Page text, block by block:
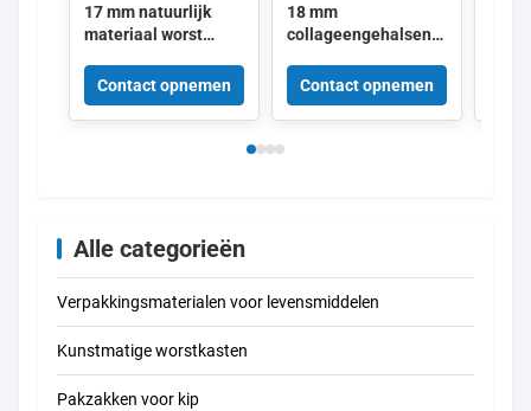
17 mm natuurlijk
materiaal worst
behuizingen OEM
Contact opnemen
18 mm
collageengehalsen
voedselkwaliteit
Contact opnemen
Alle categorieën
Verpakkingsmaterialen voor levensmiddelen
Kunstmatige worstkasten
Pakzakken voor kip